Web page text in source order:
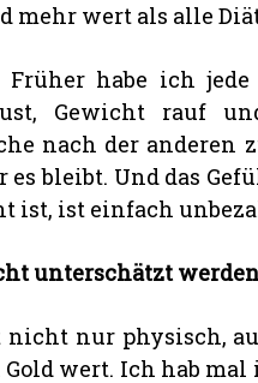
wert als alle
habe ich jede
Gewicht rauf
nach der anderen
bleibt. Und das
ist, ist einfach
unterschätzt
nur physisch,
wert. Ich hab